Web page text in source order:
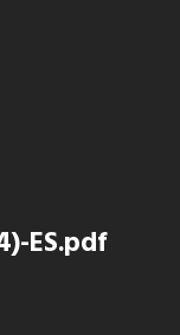
ES.pdf